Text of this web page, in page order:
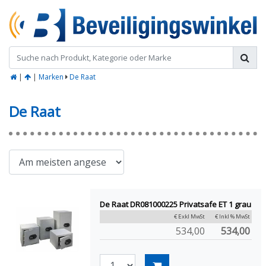
| | Marken De Raat
De Raat
De Raat DR081000225 Privatsafe ET 1 grau
€ Exkl MwSt € Inkl % MwSt
534,00 534,00